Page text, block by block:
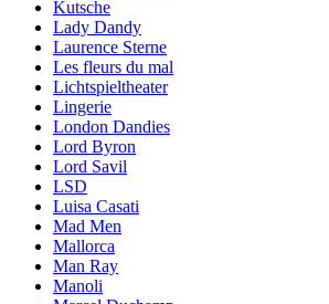
Kutsche
Lady Dandy
Laurence Sterne
Les fleurs du mal
Lichtspieltheater
Lingerie
London Dandies
Lord Byron
Lord Savil
LSD
Luisa Casati
Mad Men
Mallorca
Man Ray
Manoli